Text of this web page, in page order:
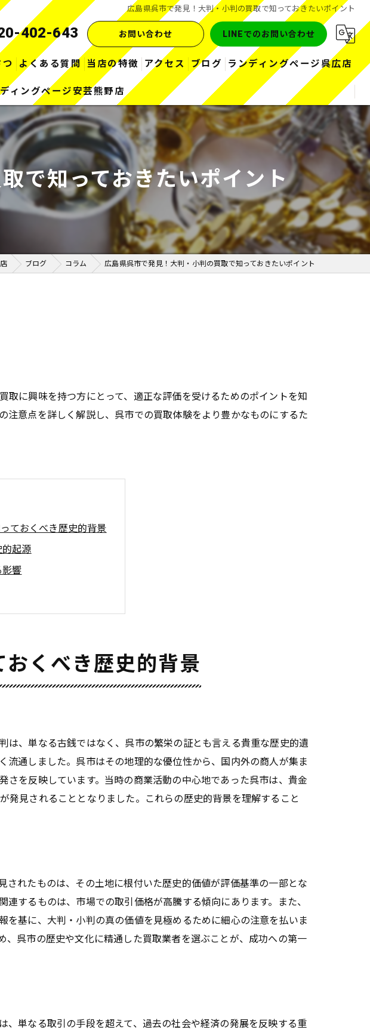
広島県呉市で発見！大判・小判の買取で知っておきたいポイント
402-643 お問い合わせ LINEでのお問い合わせ
よくある質問 当店の特徴
金
お酒
ブランド
ダイヤ
アクセス ブログ
コラム
ランディングページ呉広店
ィングページ安芸熊野店
で知っておきたいポイント
ブログ コラム 広島県呉市で発見！大判・小判の買取で知っておきたいポイント
に興味を持つ方にとって、適正な評価を受けるためのポイントを知
意点を詳しく解説し、呉市での買取体験をより豊かなものにするた
ておくべき歴史的背景
起源
影響
要性
判の事例
資料と参考文献
は？
イント
る影響
バランス
クニック
ーケア
方法
の重要事項
くべき歴史的背景
、単なる古銭ではなく、呉市の繁栄の証とも言える貴重な歴史的遺
通しました。呉市はその地理的な優位性から、国内外の商人が集ま
を反映しています。当時の商業活動の中心地であった呉市は、貴金
見されることとなりました。これらの歴史的背景を理解すること
れたものは、その土地に根付いた歴史的価値が評価基準の一部とな
するものは、市場での取引価格が高騰する傾向にあります。また、
基に、大判・小判の真の価値を見極めるために細心の注意を払いま
呉市の歴史や文化に精通した買取業者を選ぶことが、成功への第一
単なる取引の手段を超えて、過去の社会や経済の発展を反映する重